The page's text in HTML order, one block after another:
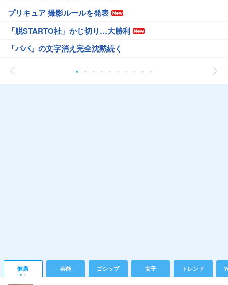
プリキュア 撮影ルールを発表
「脱STARTO社」かじ切り…大勝利
「パパ」の文字消え完全沈黙続く
健康 芸能 ゴシップ 女子 トレンド